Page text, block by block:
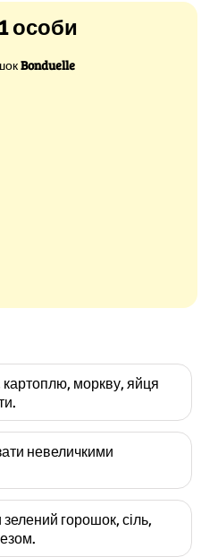
особи
Bonduelle
моркву, яйця
невеличкими
горошок, сіль,